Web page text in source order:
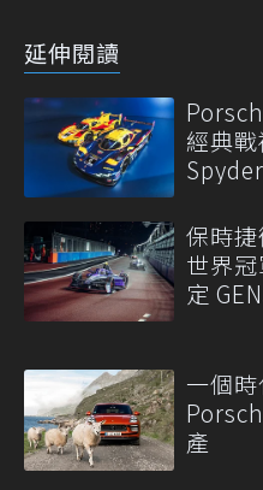
延伸閱讀
經典
保時
世界
定
一個
產